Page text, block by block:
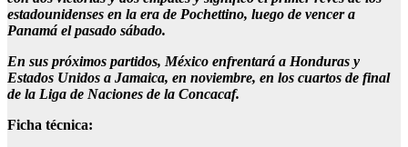
estadounidenses en la era de Pochettino, luego de vencer a
Panamá el pasado sábado.
En sus próximos partidos, México enfrentará a Honduras y
Estados Unidos a Jamaica, en noviembre, en los cuartos de final
de la Liga de Naciones de la Concacaf.
Ficha técnica: